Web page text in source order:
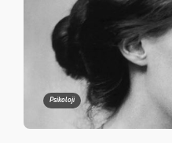
Psikoloji